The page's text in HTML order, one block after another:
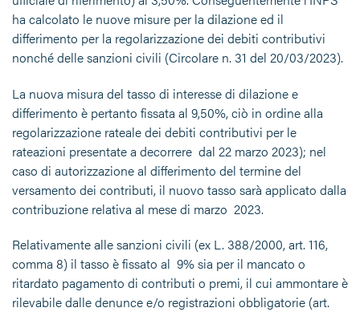
ha calcolato le nuove misure per la dilazione ed il
differimento per la regolarizzazione dei debiti contributivi
nonché delle sanzioni civili (Circolare n. 31 del 20/03/2023).
La nuova misura del tasso di interesse di dilazione e
differimento è pertanto fissata al 9,50%, ciò in ordine alla
regolarizzazione rateale dei debiti contributivi per le
rateazioni presentate a decorrere dal 22 marzo 2023); nel
caso di autorizzazione al differimento del termine del
versamento dei contributi, il nuovo tasso sarà applicato dalla
contribuzione relativa al mese di marzo 2023.
Relativamente alle sanzioni civili (ex L. 388/2000, art. 116,
comma 8) il tasso è fissato al 9% sia per il mancato o
ritardato pagamento di contributi o premi, il cui ammontare è
rilevabile dalle denunce e/o registrazioni obbligatorie (art.